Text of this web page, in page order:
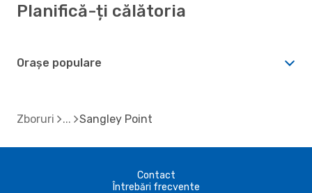
Planifică-ți călătoria
Orașe populare
Zboruri Sangley Point
Contact
Întrebări frecvente